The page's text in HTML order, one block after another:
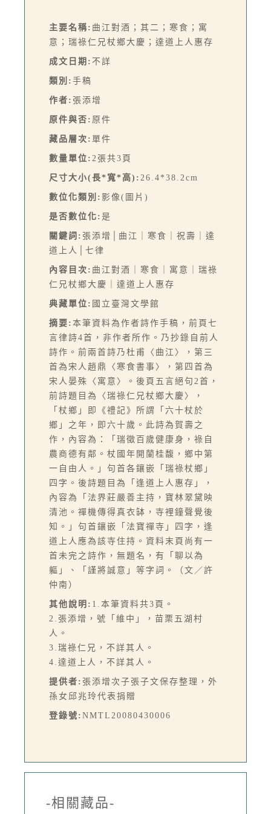
主要名稱: 曲江對酒；其二；寒食；寓
意；瑞祿仁兄杖鄉大慶；達道上人惠存
成文日期: 不詳
類別: 手稿
作者: 張添增
原件與否: 原件
藏品層次: 單件
數量單位: 2張共3頁
尺寸大小(長*寬*高): 26.4*38.2cm
數位化類別: 影像(圖片)
是否數位化: 是
關鍵詞: 張添增│曲江｜寒食｜祝壽｜達
道上人│七律
內容目次: 曲江對酒｜寒食｜寓意｜瑞祿
仁兄杖鄉大慶｜達道上人惠存
典藏單位: 國立臺灣文學館
摘要: 本筆資料為作者詩作手稿，前頁七
言律詩4首，非作者所作。乃抄錄自前人
詩作。前兩首詩乃杜甫〈曲江〉，第三
首為宋人趙鼎〈寒食書事〉，第四首為
宋人晏殊〈寓意〉。後頁五言絕句2首，
前詩題目為〈瑞祿仁兄杖鄉大慶〉，
「杖鄉」即《禮記》所謂「六十杖於
鄉」之年，即六十歲。此詩為賀壽之
作，內容為：「瑞徵百歲健康身，祿自
農商德有鄰。杖國年開蘭桂馥，鄉中第
一自由人。」句首各鑲嵌「瑞祿杖鄉」
四字。後詩題目為「逢道上人惠存」，
內容為「法界莊嚴善主持，寶林翠黛映
清池。禪機傳得真衣缽，寺裡鐘聲覺後
知。」句首鑲嵌「法寶禪寺」四字，逢
道上人應為該寺住持。資料末頁尚有一
首未完之詩作，無題名，有「聊以為
軀」、「謹將誠意」等字詞。（文／許
仲南）
其他說明: 1.本筆資料共3頁。
2.張添增，號「維中」，苗栗五湖村
人。
3.瑞祿仁兄，不詳其人。
4.達道上人，不詳其人。
提供者: 張添增次子張子文保存整理，外
孫女邱兆玲代表捐贈
登錄號: NMTL20080430006
-相關藏品-